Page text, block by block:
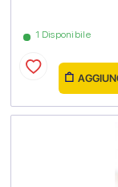
1 Disponibile